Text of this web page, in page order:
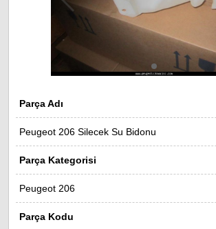
Parça Adı
Peugeot 206 Silecek Su Bidonu
Parça Kategorisi
Peugeot 206
Parça Kodu